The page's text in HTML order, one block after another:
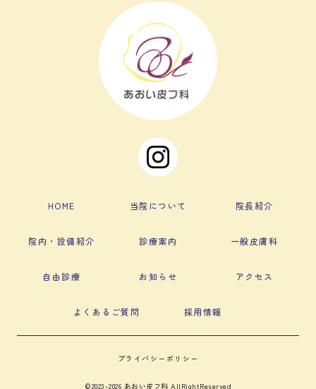
HOME 当院について 院長紹介
院内・設備紹介 診療案内 一般皮膚科
自由診療 お知らせ アクセス
よくあるご質問 採用情報
プライバシーポリシー
©2023-2026 あおい皮フ科 AllRightReserved